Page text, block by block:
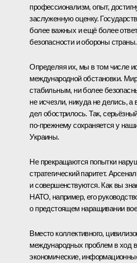
профессионализм, опыт,
заслуженную оценку.
более важных и ещё более
безопасности и обороны страны.
Определяя их, мы в том числе
международной обстановки.
стабильным, ни более
не исчезли, никуда не делись, а
дел обострилось. Так,
по‑прежнему сохраняется у
Украины.
Не прекращаются попытки
стратегический паритет.
и совершенствуются. Как вы
НАТО, например, его
о предстоящем наращивании
Вместо коллективного,
международных проблем в ход
экономические,